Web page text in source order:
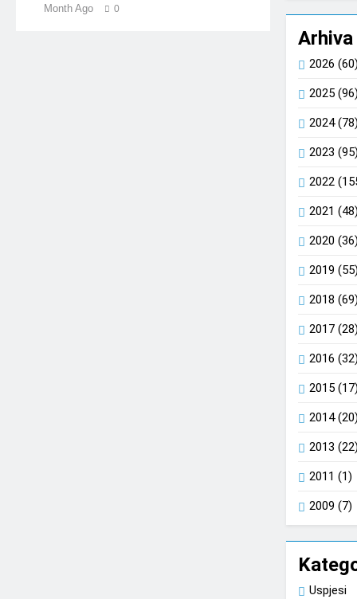
Month Ago
0
Arhiva
2026
2025
2024
2023
2022
2021
2020
2019
2018
2017
2016
2015
2014
2013
2011 (1)
2009 (7)
Uspjesi